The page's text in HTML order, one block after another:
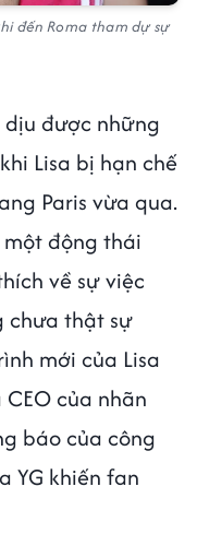
đến Roma tham dự sự
được những
Lisa bị hạn chế
Paris vừa qua.
động thái
về sự việc
chưa thật sự
mới của Lisa
của nhãn
báo của công
YG khiến fan